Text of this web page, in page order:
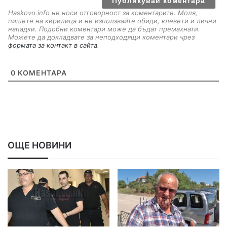
Haskovo.info не носи отговорност за коментарите. Моля,
пишете на кирилица и не използвайте обиди, клевети и лични
нападки. Подобни коментари може да бъдат премахнати.
Можете да докладвате за неподходящи коментари чрез
формата за контакт в сайта.
0 КОМЕНТАРА
ОЩЕ НОВИНИ